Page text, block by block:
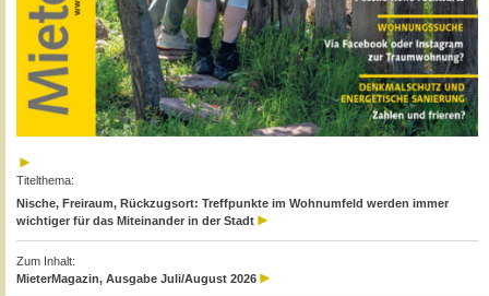
Titelthema:
Nische, Freiraum, Rückzugsort: Treffpunkte im Wohnumfeld werden immer
wichtiger für das Miteinander in der Stadt
Zum Inhalt:
MieterMagazin, Ausgabe Juli/August 2026